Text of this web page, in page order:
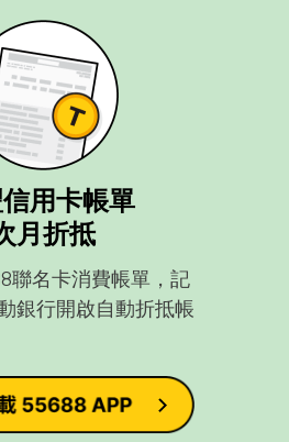
用卡帳單
月折抵
聯名卡消費帳單，記
銀行開啟自動折抵帳